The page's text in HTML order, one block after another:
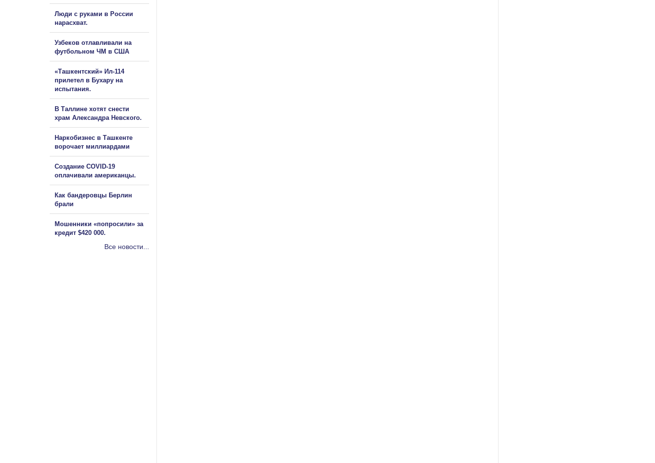
Люди с руками в России
нарасхват.
Узбеков отлавливали на
футбольном ЧМ в США
«Ташкентский» Ил-114
прилетел в Бухару на
испытания.
В Таллине хотят снести
храм Александра Невского.
Наркобизнес в Ташкенте
ворочает миллиардами
Создание COVID-19
оплачивали американцы.
Как бандеровцы Берлин
брали
Мошенники «попросили» за
кредит $420 000.
Все новости...